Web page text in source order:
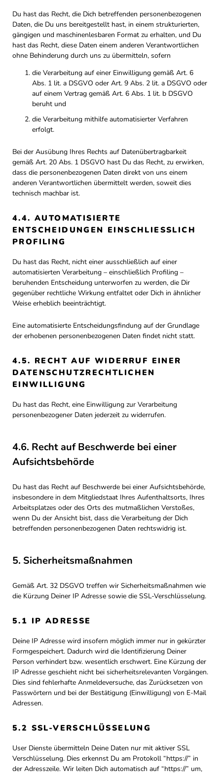
Du hast das Recht, die Dich betreffenden personenbezogenen
Daten, die Du uns bereitgestellt hast, in einem strukturierten,
gängigen und maschinenlesbaren Format zu erhalten, und Du
hast das Recht, diese Daten einem anderen Verantwortlichen
ohne Behinderung durch uns zu übermitteln, sofern
die Verarbeitung auf einer Einwilligung gemäß Art. 6
Abs. 1 lit. a DSGVO oder Art. 9 Abs. 2 lit. a DSGVO oder
auf einem Vertrag gemäß Art. 6 Abs. 1 lit. b DSGVO
beruht und
die Verarbeitung mithilfe automatisierter Verfahren
erfolgt.
Bei der Ausübung Ihres Rechts auf Datenübertragbarkeit
gemäß Art. 20 Abs. 1 DSGVO hast Du das Recht, zu erwirken,
dass die personenbezogenen Daten direkt von uns einem
anderen Verantwortlichen übermittelt werden, soweit dies
technisch machbar ist.
4.4. AUTOMATISIERTE
ENTSCHEIDUNGEN EINSCHLIESSLICH P
ROFILING
Du hast das Recht, nicht einer ausschließlich auf einer
automatisierten Verarbeitung – einschließlich Profiling –
beruhenden Entscheidung unterworfen zu werden, die Dir
gegenüber rechtliche Wirkung entfaltet oder Dich in ähnlicher
Weise erheblich beeinträchtigt.
Eine automatisierte Entscheidungsfindung auf der Grundlage
der erhobenen personenbezogenen Daten findet nicht statt.
4.5. RECHT AUF WIDERRUF EINER
DATENSCHUTZRECHTLICHEN
EINWILLIGUNG
Du hast das Recht, eine Einwilligung zur Verarbeitung
personenbezogener Daten jederzeit zu widerrufen.
4.6. Recht auf Beschwerde bei einer
Aufsichtsbehörde
Du hast das Recht auf Beschwerde bei einer Aufsichtsbehörde,
insbesondere in dem Mitgliedstaat Ihres Aufenthaltsorts, Ihres
Arbeitsplatzes oder des Orts des mutmaßlichen Verstoßes,
wenn Du der Ansicht bist, dass die Verarbeitung der Dich
betreffenden personenbezogenen Daten rechtswidrig ist.
5. Sicherheitsmaßnahmen
Gemäß Art. 32 DSGVO treffen wir Sicherheitsmaßnahmen wie
die Kürzung Deiner IP Adresse sowie die SSL-Verschlüsselung.
5.1 IP ADRESSE
Deine IP Adresse wird insofern möglich immer nur in gekürzter
Formgespeichert. Dadurch wird die Identifizierung Deiner
Person verhindert bzw. wesentlich erschwert. Eine Kürzung der
IP Adresse geschieht nicht bei sicherheitsrelevanten Vorgängen.
Dies sind fehlerhafte Anmeldeversuche, das Zurücksetzen von
Passwörtern und bei der Bestätigung (Einwilligung) von E-Mail
Adressen.
5.2 SSL-VERSCHLÜSSELUNG
User Dienste übermitteln Deine Daten nur mit aktiver SSL
Verschlüsselung. Dies erkennst Du am Protokoll “https://” in
der Adresszeile. Wir leiten Dich automatisch auf “https://” um,